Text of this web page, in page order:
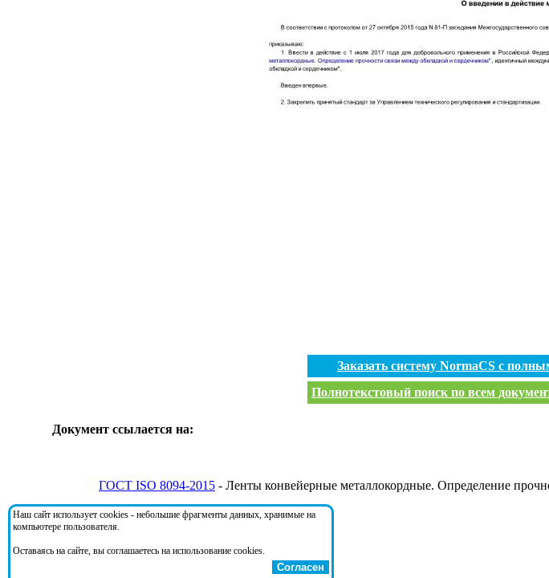
Заказать систему NormaCS с
Полнотекстовый поиск по всем
Документ ссылается на:
ГОСТ ISO 8094-2015 - Ленты конвейерные металлокордные. Определение
На документ ссылаются:
Наш сайт использует cookies - небольшие фрагменты данных, хранимые на
компьютере пользователя.
Оставаясь на сайте, вы соглашаетесь на использование cookies.
Согласен